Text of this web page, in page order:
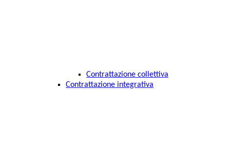
Contrattazione collettiva
Contrattazione integrativa